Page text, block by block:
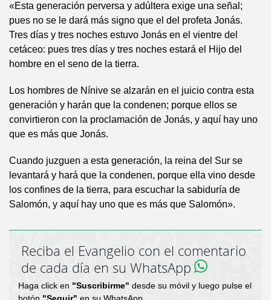
«Esta generación perversa y adúltera exige una señal;
pues no se le dará más signo que el del profeta Jonás.
Tres días y tres noches estuvo Jonás en el vientre del
cetáceo: pues tres días y tres noches estará el Hijo del
hombre en el seno de la tierra.
Los hombres de Nínive se alzarán en el juicio contra esta
generación y harán que la condenen; porque ellos se
convirtieron con la proclamación de Jonás, y aquí hay uno
que es más que Jonás.
Cuando juzguen a esta generación, la reina del Sur se
levantará y hará que la condenen, porque ella vino desde
los confines de la tierra, para escuchar la sabiduría de
Salomón, y aquí hay uno que es más que Salomón».
Reciba el Evangelio con el comentario
de cada día en su WhatsApp
Haga click en "Suscribirme" desde su móvil y luego pulse el